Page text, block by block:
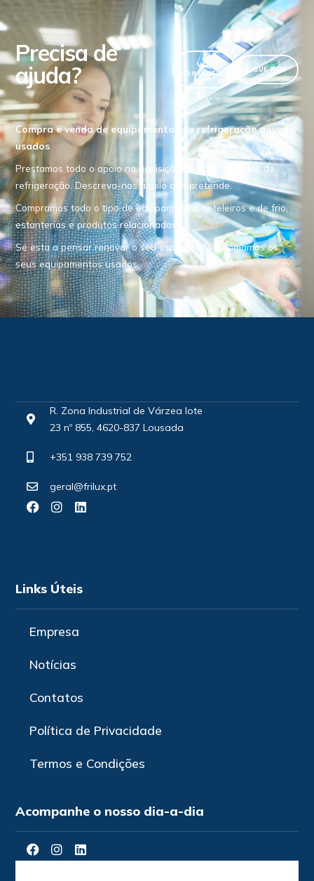
Precisa de
ajuda?
VER
CONTACTOS
LIGUE-NOS
Compra e venda de equipamentos de refrigeração novos e
usados
Prestamos todo o apoio na aquisição de equipamentos de
refrigeração. Descreva-nos aquilo que pretende.
Compramos todo o tipo de equipamentos hoteleiros e de frio,
estanterias e produtos relacionados.
Se esta a pensar renovar o seu espaço, nós retomamos os
seus equipamentos usados.
R. Zona Industrial de Várzea lote
23 nº 855, 4620-837 Lousada
+351 938 739 752
geral@frilux.pt
Links Úteis
Empresa
Notícias
Contatos
Política de Privacidade
Termos e Condições
Acompanhe o nosso dia-a-dia